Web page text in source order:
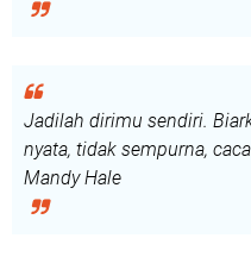
Jadilah dirimu sendiri.
nyata, tidak sempurna,
Mandy Hale